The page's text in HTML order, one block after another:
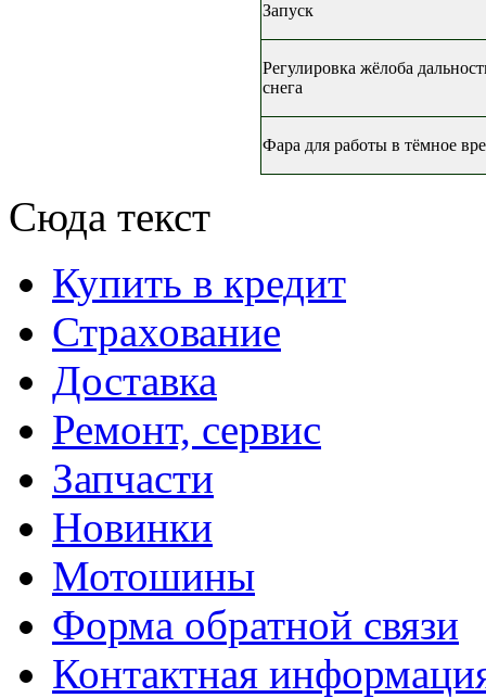
Запуск
Регулировка жёлоба
снега
Фара для работы в тёмное
Сюда текст
Купить в кредит
Страхование
Доставка
Ремонт, сервис
Запчасти
Новинки
Мотошины
Форма обратной связи
Контактная